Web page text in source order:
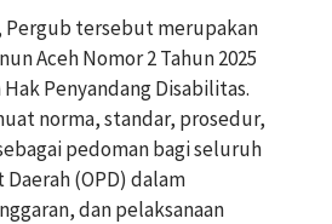
Pergub tersebut merupakan
Aceh Nomor 2 Tahun 2025
Penyandang Disabilitas.
norma, standar, prosedur,
pedoman bagi seluruh
(OPD) dalam
dan pelaksanaan